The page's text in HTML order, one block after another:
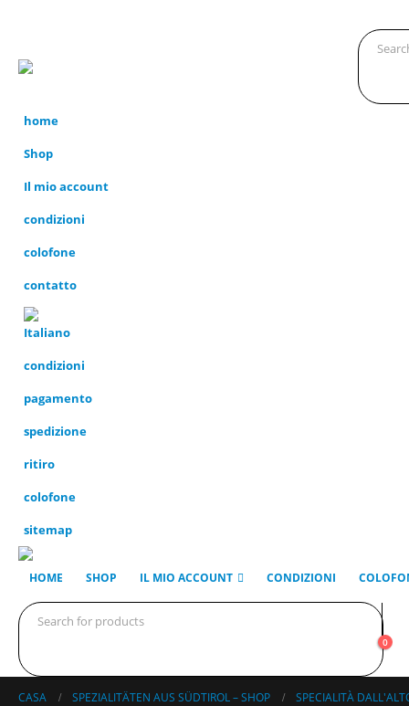
home
Shop
Il mio account
condizioni
colofone
contatto
condizioni
pagamento
spedizione
ritiro
colofone
sitemap
HOME SHOP IL MIO ACCOUNT CONDIZIONI
0
CASA SPEZIALITÄTEN AUS SÜDTIROL – SHOP SPECIALITÀ